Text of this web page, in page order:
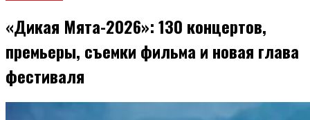
«Дикая Мята-2026»: 130 концертов,
премьеры, съемки фильма и новая глава
фестиваля